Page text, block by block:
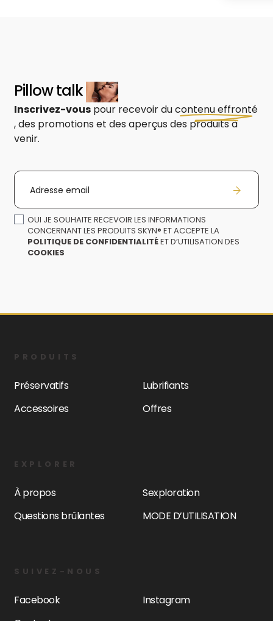
Pillow talk
Inscrivez-vous pour recevoir ducontenu effronté
, des promotions et des aperçus des produits à
venir.
Adresse email
OUI JE SOUHAITE RECEVOIR LES INFORMATIONS
CONCERNANT LES PRODUITS SKYN® ET ACCEPTE LA
POLITIQUE DE CONFIDENTIALITÉET D’UTILISATION DES
COOKIES
PRODUITS
Préservatifs
Lubrifiants
Accessoires
Offres
EXPLORER
À propos
Sexploration
Questions brûlantes
MODE D’UTILISATION
SUIVEZ-NOUS
Facebook
Instagram